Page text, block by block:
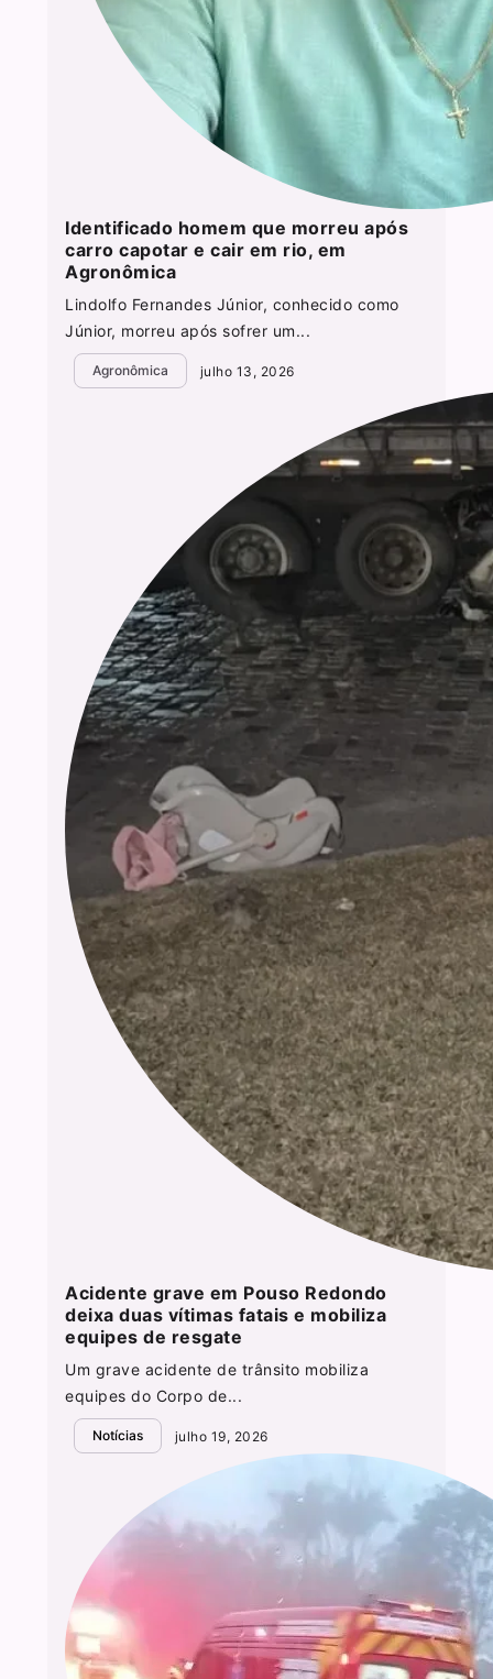
Identificado homem que morreu após
carro capotar e cair em rio, em
Agronômica
Lindolfo Fernandes Júnior, conhecido como
Júnior, morreu após sofrer um...
Agronômica julho 13, 2026
Acidente grave em Pouso Redondo
deixa duas vítimas fatais e mobiliza
equipes de resgate
Um grave acidente de trânsito mobiliza
equipes do Corpo de...
Notícias julho 19, 2026